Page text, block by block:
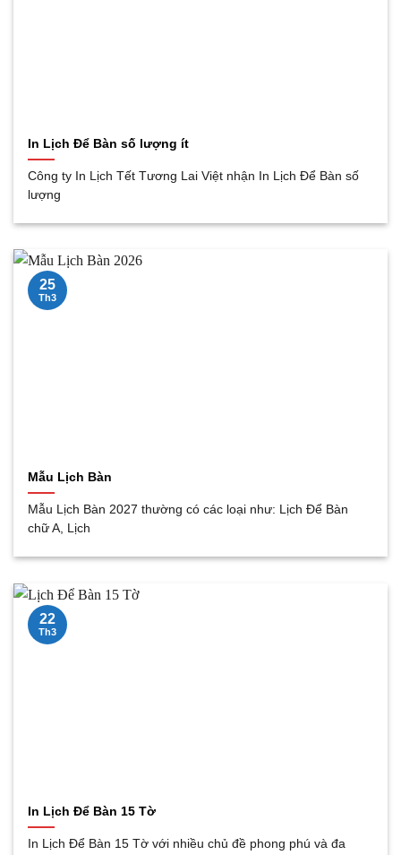
In Lịch Để Bàn số lượng ít
Công ty In Lịch Tết Tương Lai Việt nhận In Lịch Để Bàn số
lượng
Mẫu Lịch Bàn
Mẫu Lịch Bàn 2027 thường có các loại như: Lịch Để Bàn
chữ A, Lịch
25
Th3
In Lịch Để Bàn 15 Tờ
In Lịch Để Bàn 15 Tờ với nhiều chủ đề phong phú và đa
22
Th3